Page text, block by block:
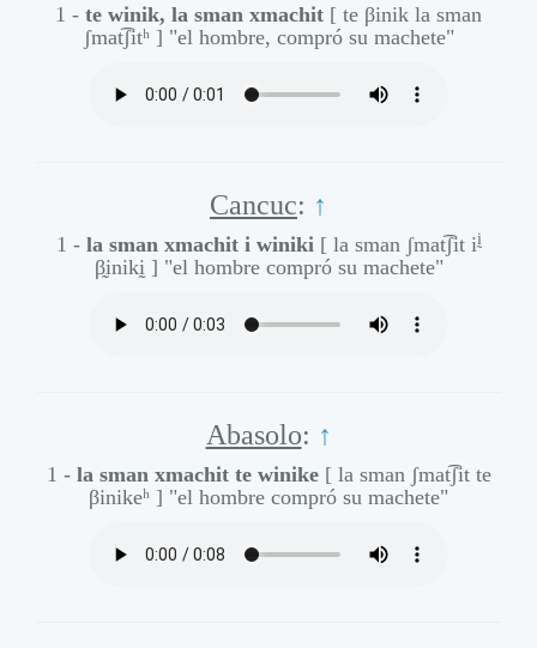
1 - te winik, la sman xmachit [ te βinik la sman
ʃmat͡ʃitʰ ] "el hombre, compró su machete"
Cancuc: ↑
1 - la sman xmachit i winiki [ la sman ʃmat͡ʃit iḭ
β̰inikḭ ] "el hombre compró su machete"
Abasolo: ↑
1 - la sman xmachit te winike [ la sman ʃmat͡ʃit te
βinikeʰ ] "el hombre compró su machete"